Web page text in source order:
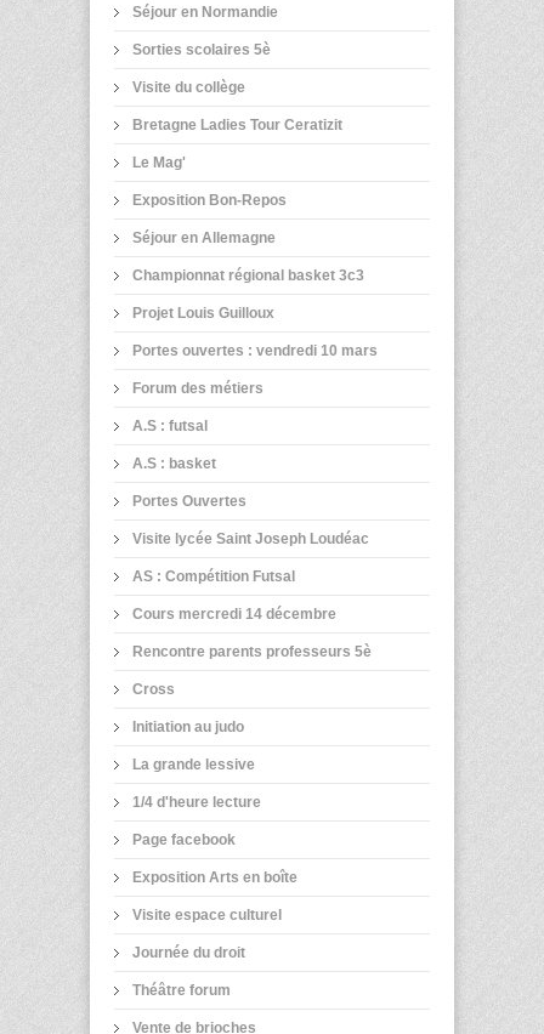
Séjour en Normandie
Sorties scolaires 5è
Visite du collège
Bretagne Ladies Tour Ceratizit
Le Mag'
Exposition Bon-Repos
Séjour en Allemagne
Championnat régional basket 3c3
Projet Louis Guilloux
Portes ouvertes : vendredi 10 mars
Forum des métiers
A.S : futsal
A.S : basket
Portes Ouvertes
Visite lycée Saint Joseph Loudéac
AS : Compétition Futsal
Cours mercredi 14 décembre
Rencontre parents professeurs 5è
Cross
Initiation au judo
La grande lessive
1/4 d'heure lecture
Page facebook
Exposition Arts en boîte
Visite espace culturel
Journée du droit
Théâtre forum
Vente de brioches